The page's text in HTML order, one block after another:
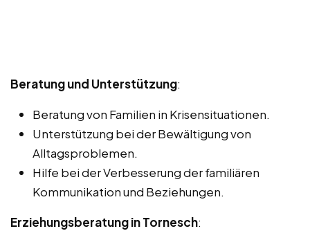
Beratung und Unterstützung:
Beratung von Familien in Krisensituationen.
Unterstützung bei der Bewältigung von
Alltagsproblemen.
Hilfe bei der Verbesserung der familiären
Kommunikation und Beziehungen.
Erziehungsberatung in Tornesch: